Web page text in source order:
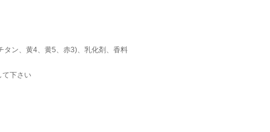
タン、黄4、黄5、赤3)、乳化剤、香料
て下さい